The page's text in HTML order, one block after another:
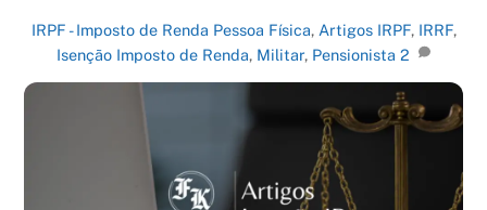
IRPF - Imposto de Renda Pessoa Física, Artigos IRPF, IRRF,
Isenção Imposto de Renda, Militar, Pensionista 2